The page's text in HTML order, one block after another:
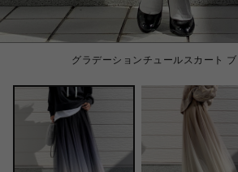
グラデーションチュールスカート